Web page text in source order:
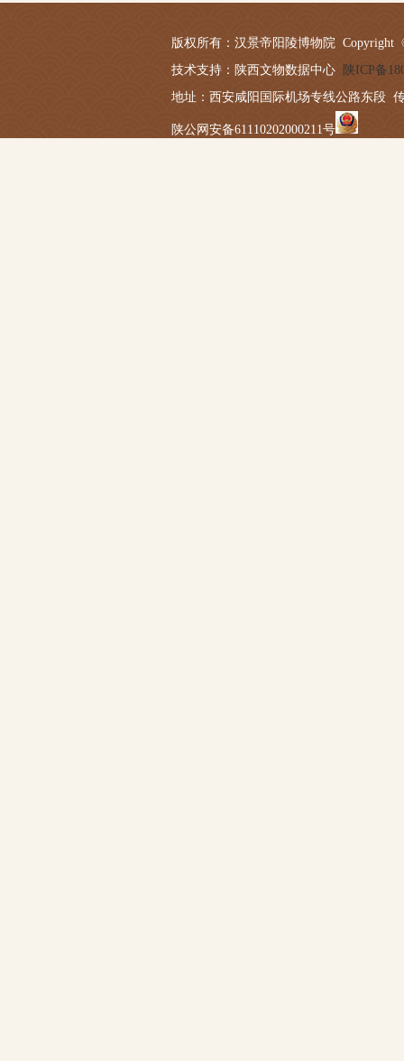
版权所有：汉景帝阳陵博物院 Copyright
技术支持：陕西文物数据中心 陕ICP备
地址：西安咸阳国际机场专线公路东段
陕公网安备61110202000211号